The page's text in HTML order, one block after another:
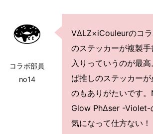
コラボ部員
no14
VΔLZ×iCouleurのコラ
のステッカーが複製
入りっていうのが最
ば推しのステッカー
のもありがたいです。
Glow PhΔser -Violet-
気になって仕方ない！